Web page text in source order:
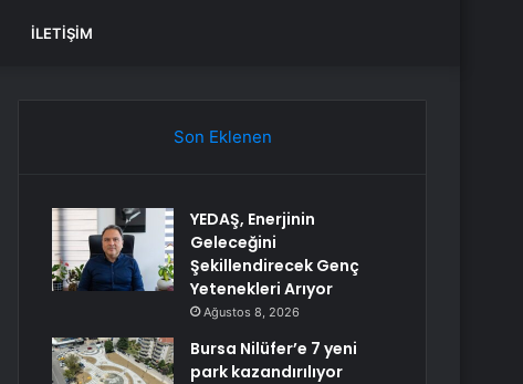
İLETIŞIM
Son Eklenen
YEDAŞ, Enerjinin
Geleceğini
Şekillendirecek Genç
Yetenekleri Arıyor
Ağustos 8, 2026
Bursa Nilüfer’e 7 yeni
park kazandırılıyor